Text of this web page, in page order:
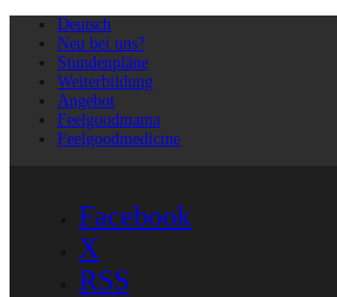
Deutsch
Neu bei uns?
Stundenpläne
Weiterbildung
Angebot
Feelgoodmama
Feelgoodmedicine
Facebook
X
RSS